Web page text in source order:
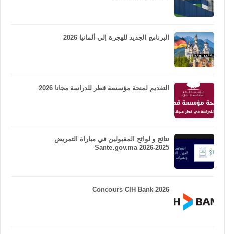
البرنامج الجديد للهجرة إلي ألمانيا 2026
التقديم لمنحة مؤسسة قطر للدراسة مجانا 2026
نتائج و لوائح المقبولين في مباراة التمريض
Sante.gov.ma 2026-2025
Concours CIH Bank 2026